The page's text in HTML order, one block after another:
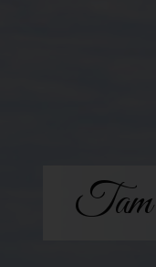
Geniş